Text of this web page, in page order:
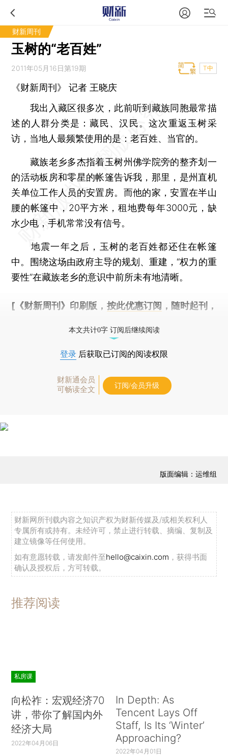
财新周刊
玉树的“老百姓”
2011年05月16日第19期 T中
《财新周刊》 记者 王晓庆
我出入藏区很多次，此前听到藏族同胞最常描
述的人群分类是：藏民、汉民。这次重返玉树采
访，当地人最频繁使用的是：老百姓、当官的。
藏族老乡多杰指着玉树州佛学院旁的整齐划一
的活动板房和零星的帐篷告诉我，那里，是州直机
关单位工作人员的安置房。而他的家，安置在半山
腰的帐篷中，20平方米，租地费每年3000元，缺
水少电，手机常常没有信号。
地震一年之后，玉树的老百姓都还住在帐篷
中。围绕这场由政府主导的规划、重建，“权力的重
要性”在藏族老乡的意识中前所未有地清晰。
[《财新周刊》印刷版， 按此优惠订阅 ，随时起刊，
本文共计0字 订阅后继续阅读
登录 后获取已订阅的阅读权限
财新通会员
可畅读全文
订阅/会员升级
版面编辑：运维组
财新网所刊载内容之知识产权为财新传媒及/或相关权利人
专属所有或持有。未经许可，禁止进行转载、摘编、复制及
建立镜像等任何使用。
如有意愿转载，请发邮件至hello@caixin.com ，获得书面
确认及授权后，方可转载。
推荐阅读
私房课
向松祚：宏观经济70
讲，带你了解国内外
经济大局
2022年04月06日
In Depth: As
Tencent Lays Off
Staff, Is Its ‘Winter’
Approaching?
2022年04月01日